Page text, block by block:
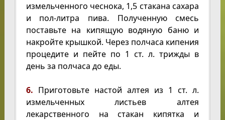
измельченного чеснока, 1,5 стакана сахара
и пол-литра пива. Полученную смесь
поставьте на кипящую водяную баню и
накройте крышкой. Через полчаса кипения
процедите и пейте по 1 ст. л. трижды в
день за полчаса до еды.
6. Приготовьте настой алтея из 1 ст. л.
измельченных листьев алтея
лекарственного на стакан кипятка и